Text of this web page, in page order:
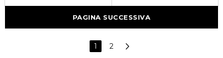
PAGINA SUCCESSIVA
1 2